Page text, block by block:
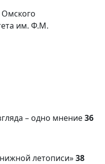
им. Ф.М.
– одно мнение36
летописи»38